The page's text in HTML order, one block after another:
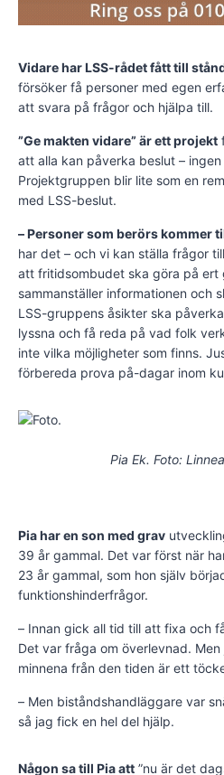
Vidare har LSS-rådet fått till
försöker få personer med egen
att svara på frågor och hjälpa till.
”Ge makten vidare” är ett projekt
att alla kan påverka beslut –
Projektgruppen blir lite som en
med LSS-beslut.
– Personer som berörs kommer
har det – och vi kan ställa frågor
att fritidsombudet ska göra på ert
sammanställer informationen och
LSS-gruppens åsikter ska
lyssna och få reda på vad folk
inte vilka möjligheter som finns.
förbereda prova på-dagar inom
Pia Ek. Foto:
Pia har en son med grav
39 år gammal. Det var först när
23 år gammal, som hon själv
funktionshinderfrågor.
– Innan gick all tid till att fixa och
Det var fråga om överlevnad.
minnena från den tiden är ett
– Men biståndshandläggare var
så jag fick en hel del hjälp.
Någon sa till Pia att ”nu är det